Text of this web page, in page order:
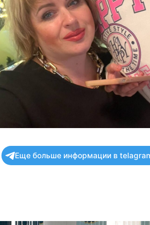
Еще больше информации в